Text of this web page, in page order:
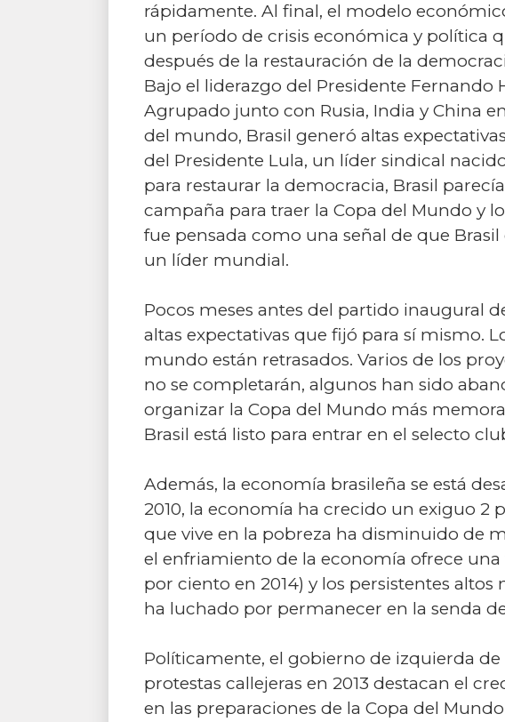
rápidamente. Al final, el modelo
un período de crisis económica y política
después de la restauración de la
Bajo el liderazgo del Presidente
Agrupado junto con Rusia, India y China
del mundo, Brasil generó altas
del Presidente Lula, un líder sindical
para restaurar la democracia, Brasil
campaña para traer la Copa del Mundo y
fue pensada como una señal de que
un líder mundial.
Pocos meses antes del partido inaugural
altas expectativas que fijó para sí mismo.
mundo están retrasados. Varios de los
no se completarán, algunos han sido
organizar la Copa del Mundo más
Brasil está listo para entrar en el selecto
Además, la economía brasileña se está
2010, la economía ha crecido un exiguo
que vive en la pobreza ha disminuido de
el enfriamiento de la economía ofrece
por ciento en 2014) y los persistentes
ha luchado por permanecer en la senda
Políticamente, el gobierno de izquierda
protestas callejeras en 2013 destacan el
en las preparaciones de la Copa del